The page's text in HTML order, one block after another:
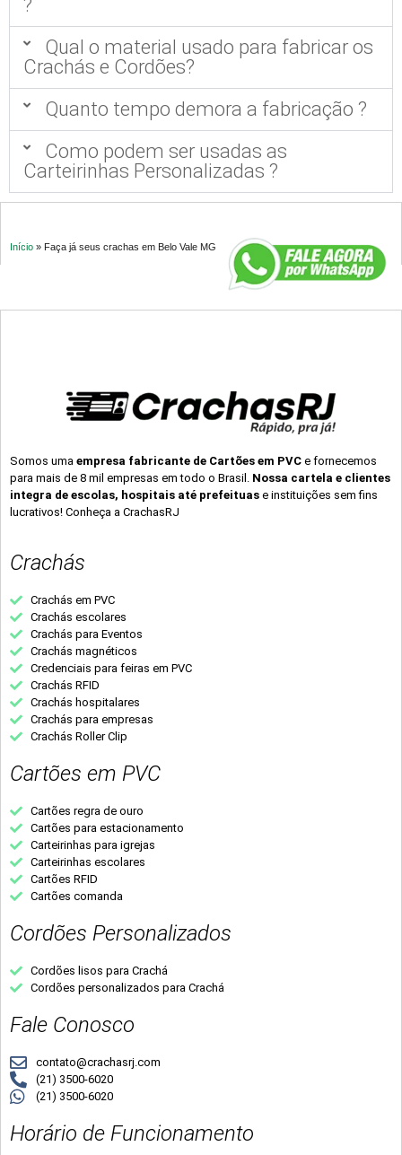
?
Qual o material usado para fabricar os
Crachás e Cordões?
Quanto tempo demora a fabricação ?
Como podem ser usadas as
Carteirinhas Personalizadas ?
Início » Faça já seus crachas em Belo Vale MG
Somos uma empresa fabricante de Cartões em PVC e fornecemos
para mais de 8 mil empresas em todo o Brasil. Nossa cartela e clientes
integra de escolas, hospitais até prefeituas e instituições sem fins
lucrativos! Conheça a CrachasRJ
Crachás
Crachás em PVC
Crachás escolares
Crachás para Eventos
Crachás magnéticos
Credenciais para feiras em PVC
Crachás RFID
Crachás hospitalares
Crachás para empresas
Crachás Roller Clip
Cartões em PVC
Cartões regra de ouro
Cartões para estacionamento
Carteirinhas para igrejas
Carteirinhas escolares
Cartões RFID
Cartões comanda
Cordões Personalizados
Cordões lisos para Crachá
Cordões personalizados para Crachá
Fale Conosco
contato@crachasrj.com
(21) 3500-6020
(21) 3500-6020
Horário de Funcionamento